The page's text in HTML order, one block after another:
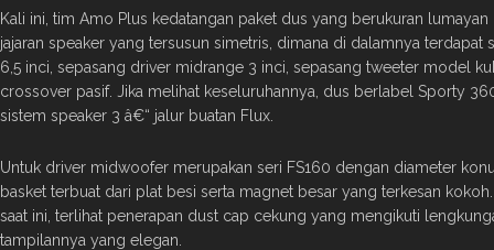
Kali ini, tim Amo Plus kedatangan paket dus yang berukuran
jajaran speaker yang tersusun simetris, dimana di dalamnya
6,5 inci, sepasang driver midrange 3 inci, sepasang tweeter model
crossover pasif. Jika melihat keseluruhannya, dus berlabel Sporty
sistem speaker 3 â€“ jalur buatan Flux.
Untuk driver midwoofer merupakan seri FS160 dengan diameter
basket terbuat dari plat besi serta magnet besar yang terkesan
saat ini, terlihat penerapan dust cap cekung yang mengikuti
tampilannya yang elegan.